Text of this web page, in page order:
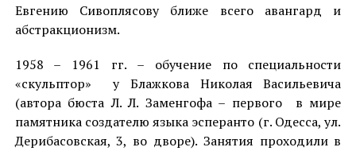
Евгению Сивоплясову ближе всего авангард и
абстракционизм.
1958 – 1961 гг. – обучение по специальности
«скульптор» у Блажкова Николая Васильевича
(автора бюста Л. Л. Заменгофа – первого в мире
памятника создателю языка эсперанто (г. Одесса, ул.
Дерибасовская, 3, во дворе). Занятия проходили в